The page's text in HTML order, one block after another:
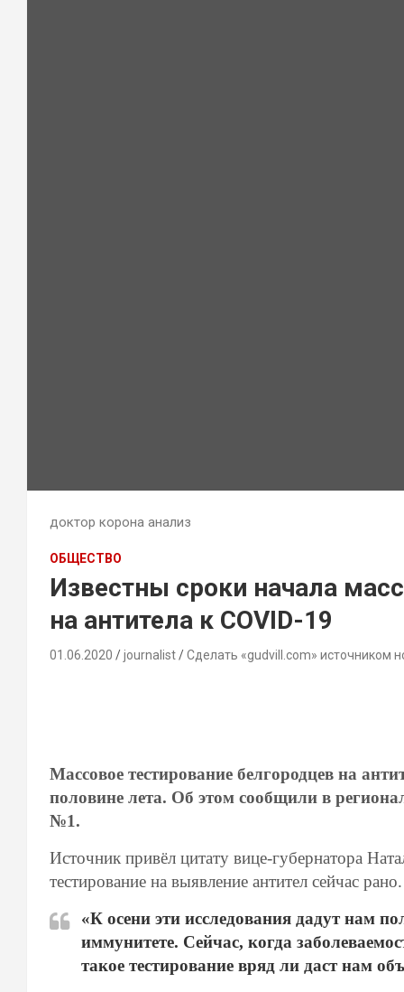
доктор корона анализ
ОБЩЕСТВО
Известны сроки начала
на антитела к COVID-19
01.06.2020 journalist Сделать «gudvill.com» источником
Массовое тестирование белгородцев на
половине лета. Об этом сообщили в
№1.
Источник привёл цитату вице-губернатора
тестирование на выявление антител сейчас рано.
«К осени эти исследования дадут нам
иммунитете. Сейчас, когда
такое тестирование вряд ли даст нам